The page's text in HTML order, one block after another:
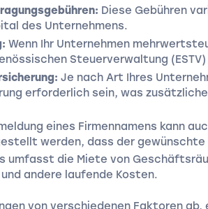
Diese Gebühren
des Unternehmens.
Wenn Ihr Unternehmen
Steuerverwaltung
Je nach Art Ihres
erforderlich sein, was
eines Firmennamens kann
werden, dass der
umfasst die Miete von
andere laufende Kosten.
von verschiedenen Faktoren